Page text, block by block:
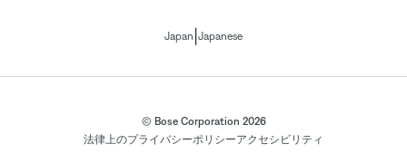
Japan Japanese
© Bose Corporation 2026
法律上のプライバシーポリシーアクセシビリティ